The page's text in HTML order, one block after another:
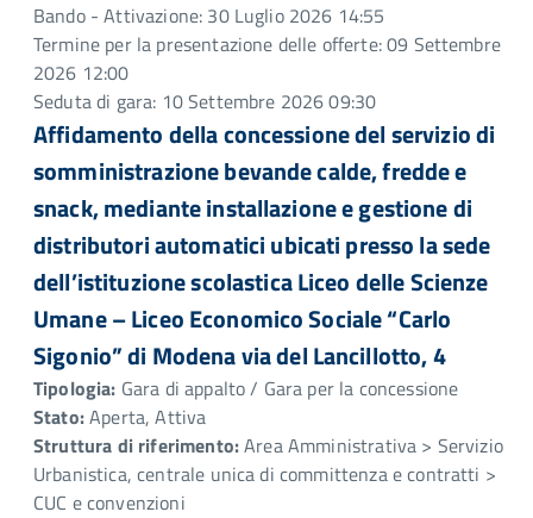
Bando - Attivazione: 30 Luglio 2026 14:55
Termine per la presentazione delle offerte: 09 Settembre
2026 12:00
Seduta di gara: 10 Settembre 2026 09:30
Affidamento della concessione del servizio di
somministrazione bevande calde, fredde e
snack, mediante installazione e gestione di
distributori automatici ubicati presso la sede
dell’istituzione scolastica Liceo delle Scienze
Umane – Liceo Economico Sociale “Carlo
Sigonio” di Modena via del Lancillotto, 4
Tipologia: Gara di appalto / Gara per la concessione
Stato:Aperta, Attiva
Struttura di riferimento:Area Amministrativa > Servizio
Urbanistica, centrale unica di committenza e contratti >
CUC e convenzioni